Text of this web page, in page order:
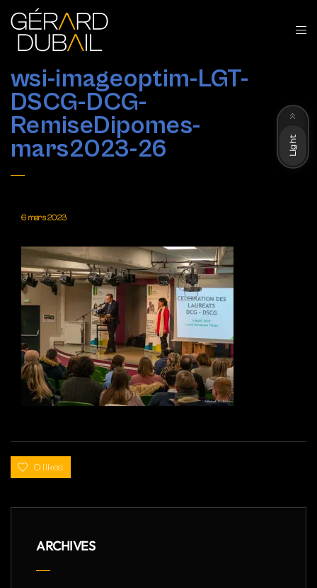
wsi-imageoptim-LGT-
DSCG-DCG-
RemiseDipomes-
mars2023-26
6 mars 2023
0 likes
ARCHIVES
Light
Dark